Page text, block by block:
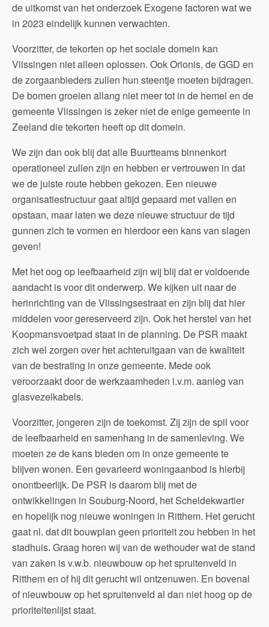
de uitkomst van het onderzoek Exogene factoren wat we
in 2023 eindelijk kunnen verwachten.
Voorzitter, de tekorten op het sociale domein kan
Vlissingen niet alleen oplossen. Ook Orionis, de GGD en
de zorgaanbieders zullen hun steentje moeten bijdragen.
De bomen groeien allang niet meer tot in de hemel en de
gemeente Vlissingen is zeker niet de enige gemeente in
Zeeland die tekorten heeft op dit domein.
We zijn dan ook blij dat alle Buurtteams binnenkort
operationeel zullen zijn en hebben er vertrouwen in dat
we de juiste route hebben gekozen. Een nieuwe
organisatiestructuur gaat altijd gepaard met vallen en
opstaan, maar laten we deze nieuwe structuur de tijd
gunnen zich te vormen en hierdoor een kans van slagen
geven!
Met het oog op leefbaarheid zijn wij blij dat er voldoende
aandacht is voor dit onderwerp. We kijken uit naar de
herinrichting van de Vlissingsestraat en zijn blij dat hier
middelen voor gereserveerd zijn. Ook het herstel van het
Koopmansvoetpad staat in de planning. De PSR maakt
zich wel zorgen over het achteruitgaan van de kwaliteit
van de bestrating in onze gemeente. Mede ook
veroorzaakt door de werkzaamheden i.v.m. aanleg van
glasvezelkabels.
Voorzitter, jongeren zijn de toekomst. Zij zijn de spil voor
de leefbaarheid en samenhang in de samenleving. We
moeten ze de kans bieden om in onze gemeente te
blijven wonen. Een gevarieerd woningaanbod is hierbij
onontbeerlijk. De PSR is daarom blij met de
ontwikkelingen in Souburg-Noord, het Scheldekwartier
en hopelijk nog nieuwe woningen in Ritthem. Het gerucht
gaat nl. dat dit bouwplan geen prioriteit zou hebben in het
stadhuis. Graag horen wij van de wethouder wat de stand
van zaken is v.w.b. nieuwbouw op het spruitenveld in
Ritthem en of hij dit gerucht wil ontzenuwen. En bovenal
of nieuwbouw op het spruitenveld al dan niet hoog op de
prioriteitenlijst staat.